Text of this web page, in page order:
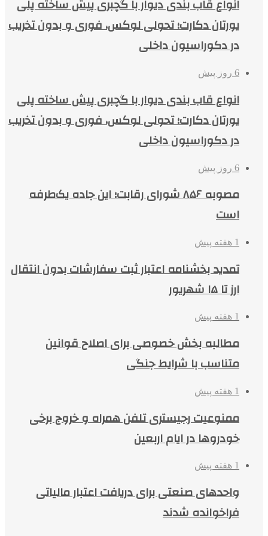
انواع قاب بندی دیوار با گچبری پیش ساخته پلی
یورتان دکارت؛ تحولی لوکس، فوری و بدون تخریب
در دکوراسیون داخلی
6 روز پیش
انواع قاب بندی دیوار با گچبری پیش ساخته پلی
یورتان دکارت؛ تحولی لوکس، فوری و بدون تخریب
در دکوراسیون داخلی
6 روز پیش
مصوبه ۸۵۶ شورای رقابت؛ این جاده یک‌طرفه
است
1 هفته پیش
تمدید بخشنامه اعتبار ثبت سفارشات بدون انتقال
ارز تا ۱۵ شهریور
1 هفته پیش
مطالبه بخش خصوصی برای اصلاح قوانین
متناسب با شرایط جنگی
1 هفته پیش
ممنوعیت رجیستری تلفن همراه و خروج برخی
خودروها در ایام اربعین
1 هفته پیش
واحدهای صنعتی برای دریافت اعتبار مالیاتی
فراخوانده شدند